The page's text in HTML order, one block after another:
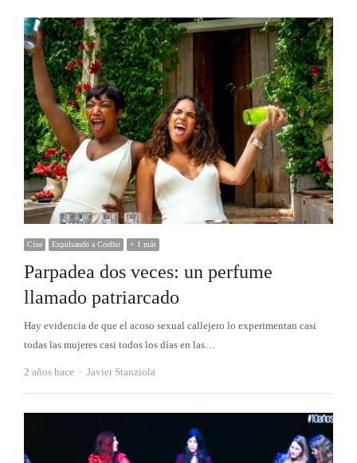
Cine Expulsando a Coelho + 1 más
Parpadea dos veces: un perfume
llamado patriarcado
Hay evidencia de que el acoso sexual callejero lo experimentan casi
todas las mujeres casi todos los días en las…
2 años hace Autor
Javier Stanziola